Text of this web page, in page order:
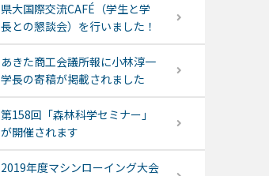
県大国際交流CAFÉ（学生と学
長との懇談会）を行いました！
あきた商工会議所報に小林淳一
学長の寄稿が掲載されました
第158回「森林科学セミナー」
が開催されます
2019年度マシンローイング大会